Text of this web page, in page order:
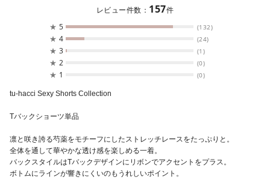
レビュー件数： 157件
★ 5 (132)
★ 4 (24)
★ 3 (1)
★ 2 (0)
★ 1 (0)
tu-hacci Sexy Shorts Collection
Tバックショーツ単品
凛と咲き誇る芍薬をモチーフにしたストレッチレースをたっぷりと。
全体を通して華やかな透け感を楽しめる一着。
バックスタイルはTバックデザインにリボンでアクセントをプラス。
ボトムにラインが響きにくいのもうれしいポイント。